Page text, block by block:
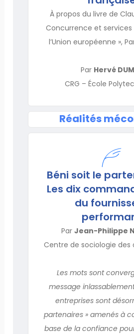
À propos du livre de
Concurrence et services
l’Union européenne »,
Par Hervé
CRG – École
Réalités
Béni soit le
Les dix
du
Par Jean-Philippe
Centre de sociologie des
Les mots sont
message
entreprises sont
partenaires » amenés à
base de la confiance